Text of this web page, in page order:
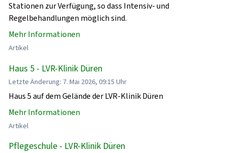
Stationen zur Verfügung, so dass Intensiv- und
Regelbehandlungen möglich sind.
Mehr Informationen
Artikel
Haus 5 - LVR-Klinik Düren
Letzte Änderung: 7. Mai 2026, 09:15 Uhr
Haus 5 auf dem Gelände der LVR-Klinik Düren
Mehr Informationen
Artikel
Pflegeschule - LVR-Klinik Düren